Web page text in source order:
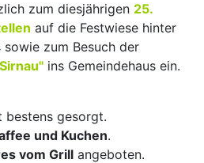
zum diesjährigen 25.
auf die Festwiese hinter
sowie zum Besuch der
ins Gemeindehaus ein.
bestens gesorgt.
und Kuchen.
vom Grill angeboten.